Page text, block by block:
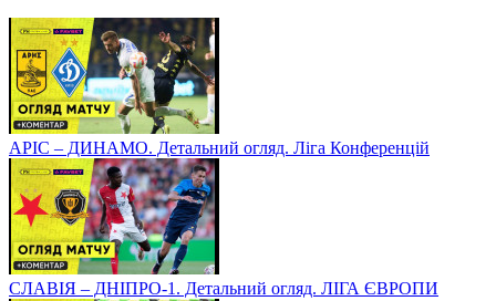
АРІС – ДИНАМО. Детальний огляд. Ліга Конференцій
СЛАВІЯ – ДНІПРО-1. Детальний огляд. ЛІГА ЄВРОПИ